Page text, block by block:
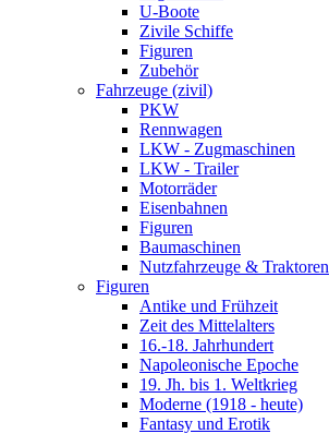
U-Boote
Zivile Schiffe
Figuren
Zubehör
Fahrzeuge (zivil)
PKW
Rennwagen
LKW - Zugmaschinen
LKW - Trailer
Motorräder
Eisenbahnen
Figuren
Baumaschinen
Nutzfahrzeuge & Traktoren
Figuren
Antike und Frühzeit
Zeit des Mittelalters
16.-18. Jahrhundert
Napoleonische Epoche
19. Jh. bis 1. Weltkrieg
Moderne (1918 - heute)
Fantasy und Erotik